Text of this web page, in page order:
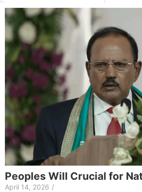
Peoples Will Crucial for
April 14, 2026 /